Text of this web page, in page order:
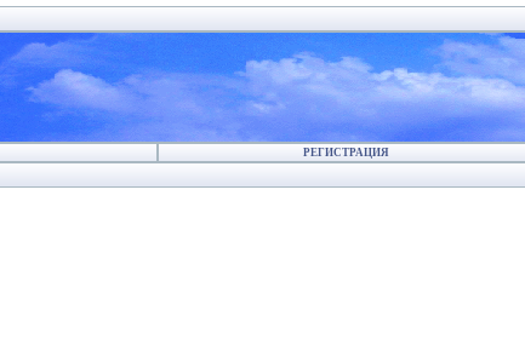
РЕГИСТРАЦИЯ